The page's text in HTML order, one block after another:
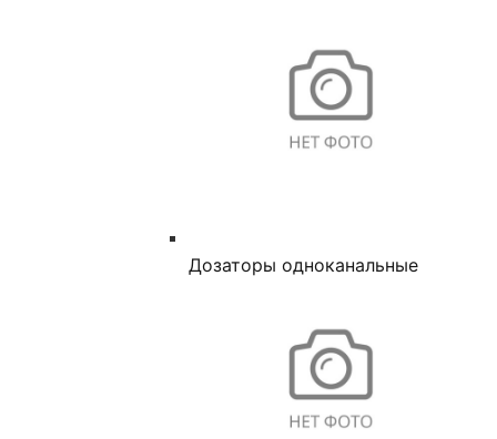
Дозаторы одноканальные